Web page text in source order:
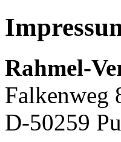
Rahmel-
Falkenweg
D-50259